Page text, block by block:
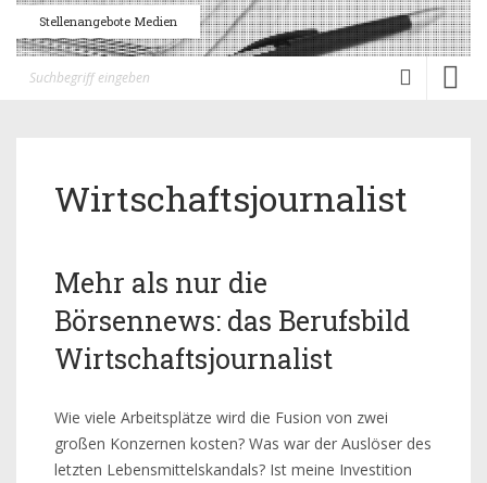
Stellenangebote Medien
Wirtschaftsjournalist
Mehr als nur die
Börsennews: das Berufsbild
Wirtschaftsjournalist
Wie viele Arbeitsplätze wird die Fusion von zwei
großen Konzernen kosten? Was war der Auslöser des
letzten Lebensmittelskandals? Ist meine Investition